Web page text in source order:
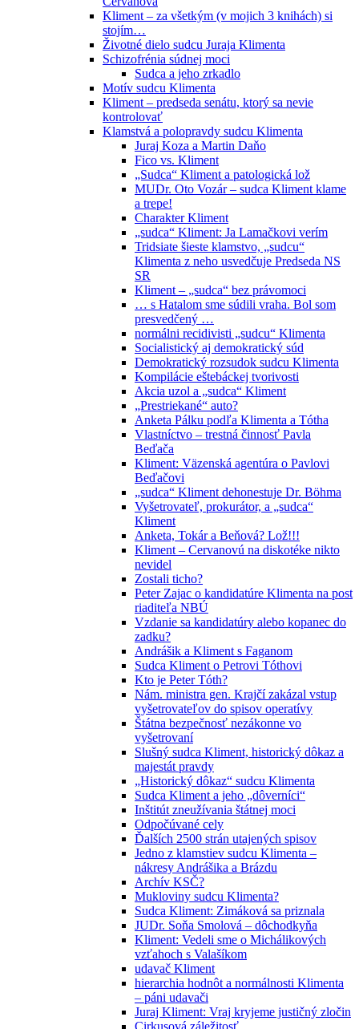
Kliment – za všetkým (v mojich 3 knihách) si
stojím…
Životné dielo sudcu Juraja Klimenta
Schizofrénia súdnej moci
Sudca a jeho zrkadlo
Motív sudcu Klimenta
Kliment – predseda senátu, ktorý sa nevie
kontrolovať
Klamstvá a polopravdy sudcu Klimenta
Juraj Koza a Martin Daňo
Fico vs. Kliment
„Sudca“ Kliment a patologická lož
MUDr. Oto Vozár – sudca Kliment klame
a trepe!
Charakter Kliment
„sudca“ Kliment: Ja Lamačkovi verím
Tridsiate šieste klamstvo, „sudcu“
Klimenta z neho usvedčuje Predseda NS
SR
Kliment – „sudca“ bez právomoci
… s Hatalom sme súdili vraha. Bol som
presvedčený …
normálni recidivisti „sudcu“ Klimenta
Socialistický aj demokratický súd
Demokratický rozsudok sudcu Klimenta
Kompilácie eštebáckej tvorivosti
Akcia uzol a „sudca“ Kliment
„Prestriekané“ auto?
Anketa Pálku podľa Klimenta a Tótha
Vlastníctvo – trestná činnosť Pavla
Beďača
Kliment: Väzenská agentúra o Pavlovi
Beďačovi
„sudca“ Kliment dehonestuje Dr. Böhma
Vyšetrovateľ, prokurátor, a „sudca“
Kliment
Anketa, Tokár a Beňová? Lož!!!
Kliment – Cervanovú na diskotéke nikto
nevidel
Zostali ticho?
Peter Zajac o kandidatúre Klimenta na post
riaditeľa NBÚ
Vzdanie sa kandidatúry alebo kopanec do
zadku?
Andrášik a Kliment s Faganom
Sudca Kliment o Petrovi Tóthovi
Kto je Peter Tóth?
Nám. ministra gen. Krajčí zakázal vstup
vyšetrovateľov do spisov operatívy
Štátna bezpečnosť nezákonne vo
vyšetrovaní
Slušný sudca Kliment, historický dôkaz a
majestát pravdy
„Historický dôkaz“ sudcu Klimenta
Sudca Kliment a jeho „dôverníci“
Inštitút zneužívania štátnej moci
Odpočúvané cely
Ďalších 2500 strán utajených spisov
Jedno z klamstiev sudcu Klimenta –
nákresy Andrášika a Brázdu
Archív KSČ?
Mukloviny sudcu Klimenta?
Sudca Kliment: Zimáková sa priznala
JUDr. Soňa Smolová – dôchodkyňa
Kliment: Vedeli sme o Michálikových
vzťahoch s Valašíkom
udavač Kliment
hierarchia hodnôt a normálnosti Klimenta
– páni udavači
Juraj Kliment: Vraj kryjeme justičný zločin
Cirkusová záležitosť